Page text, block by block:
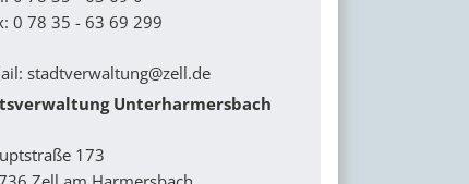
0 78 35 - 63 69 299
stadtverwaltung@zell.de
Unterharmersbach
173